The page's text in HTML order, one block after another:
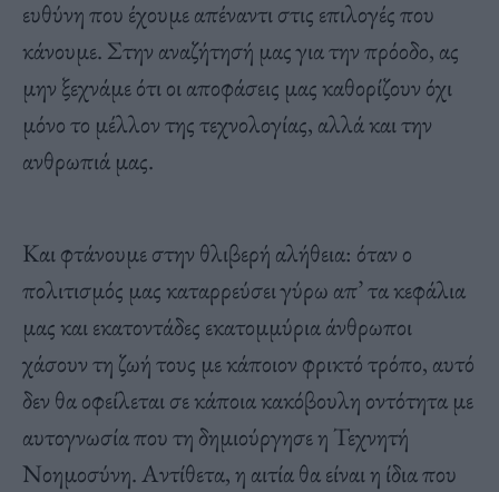
ευθύνη που έχουμε απέναντι στις επιλογές που
κάνουμε. Στην αναζήτησή μας για την πρόοδο, ας
μην ξεχνάμε ότι οι αποφάσεις μας καθορίζουν όχι
μόνο το μέλλον της τεχνολογίας, αλλά και την
ανθρωπιά μας.
Και φτάνουμε στην θλιβερή αλήθεια: όταν ο
πολιτισμός μας καταρρεύσει γύρω απ’ τα κεφάλια
μας και εκατοντάδες εκατομμύρια άνθρωποι
χάσουν τη ζωή τους με κάποιον φρικτό τρόπο, αυτό
δεν θα οφείλεται σε κάποια κακόβουλη οντότητα με
αυτογνωσία που τη δημιούργησε η Τεχνητή
Νοημοσύνη. Αντίθετα, η αιτία θα είναι η ίδια που